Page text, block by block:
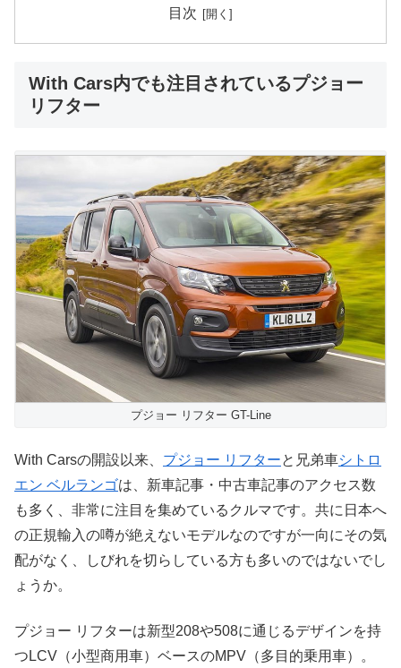
目次
With Cars内でも注目されているプジョー
リフター
プジョー リフター GT-Line
With Carsの開設以来、 プジョー リフターと兄弟車シトロ
エン ベルランゴは、新車記事・中古車記事のアクセス数
も多く、非常に注目を集めているクルマです。共に日本へ
の正規輸入の噂が絶えないモデルなのですが一向にその気
配がなく、しびれを切らしている方も多いのではないでし
ょうか。
プジョー リフターは新型208や508に通じるデザインを持
つLCV（小型商用車）ベースのMPV（多目的乗用車）。